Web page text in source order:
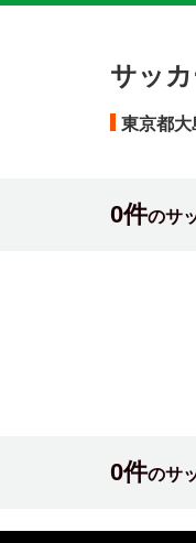
サッ
東京都大
0件のサ
0件のサ